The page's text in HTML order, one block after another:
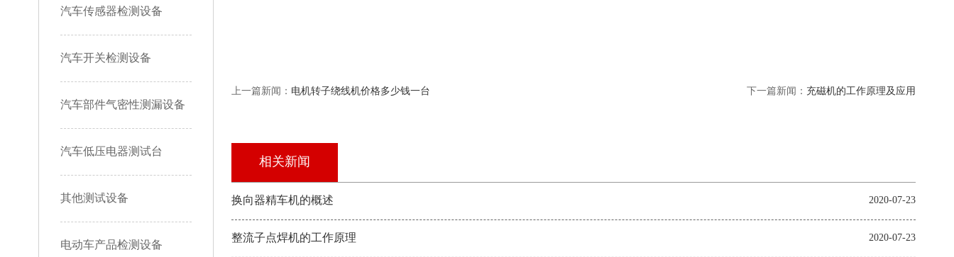
汽车传感器检测设备
汽车开关检测设备
汽车部件气密性测漏设备
汽车低压电器测试台
其他测试设备
电动车产品检测设备
上一篇新闻： 电机转子绕线机价格多少钱一台 下一篇新闻： 充磁机的工作原理及应用
相关新闻
换向器精车机的概述 2020-07-23
整流子点焊机的工作原理 2020-07-23